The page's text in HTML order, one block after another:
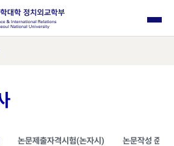
논문제출자격시험(논자시) 논문작성 준비